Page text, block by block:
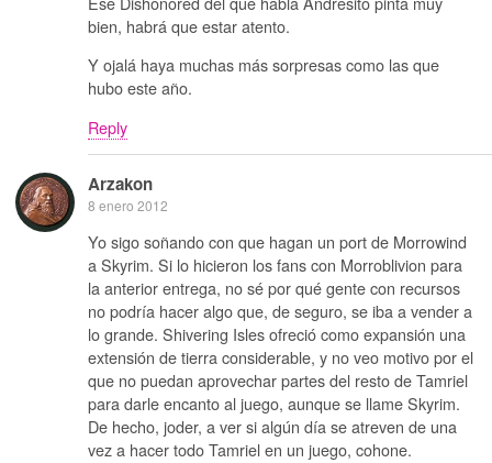
bien, habrá que estar atento.
Y ojalá haya muchas más sorpresas como las que
hubo este año.
Reply
Arzakon
8 enero 2012
Yo sigo soñando con que hagan un port de Morrowind
a Skyrim. Si lo hicieron los fans con Morroblivion para
la anterior entrega, no sé por qué gente con recursos
no podría hacer algo que, de seguro, se iba a vender a
lo grande. Shivering Isles ofreció como expansión una
extensión de tierra considerable, y no veo motivo por el
que no puedan aprovechar partes del resto de Tamriel
para darle encanto al juego, aunque se llame Skyrim.
De hecho, joder, a ver si algún día se atreven de una
vez a hacer todo Tamriel en un juego, cohone.